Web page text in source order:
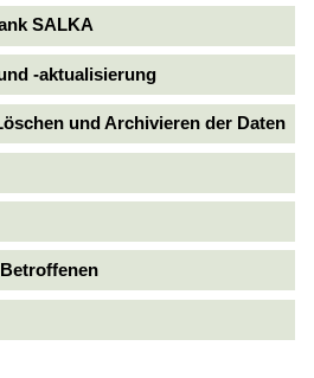
SALKA
-aktualisierung
und Archivieren der Daten